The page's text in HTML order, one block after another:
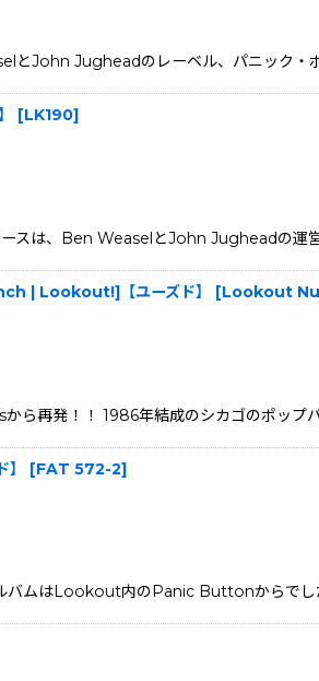
John Jugheadのレーベル、パニック・
[LK190]
スは、Ben WeaselとJohn Jugheadの運
| Lookout!]【ユーズド】 [Lookout
ら再発！！ 1986年結成のシカゴのポップ
[FAT 572-2]
バムはLookout内のPanic Buttonからでし